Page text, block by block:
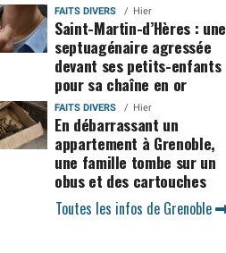
FAITS DIVERS Hier
Saint-Martin-d’Hères : une
septuagénaire agressée
devant ses petits-enfants
pour sa chaîne en or
FAITS DIVERS Hier
En débarrassant un
appartement à Grenoble,
une famille tombe sur un
obus et des cartouches
Toutes les infos de Grenoble